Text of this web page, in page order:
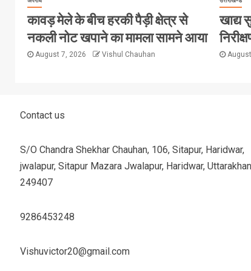
कावड़ मेले के बीच हरकी पैड़ी क्षेत्र से
नकली नोट खपाने का मामला सामने आया
August 7, 2026 Vishul Chauhan
खाद्य
Contact us
S/O Chandra Shekhar Chauhan, 106, Sitapur, Haridwar,
jwalapur, Sitapur Mazara Jwalapur, Haridwar,
249407
9286453248
Vishuvictor20@gmail.com